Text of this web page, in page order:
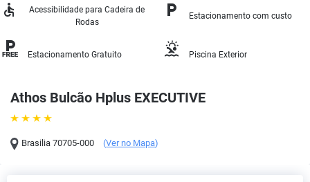
Athos Bulcão Hplus EXECUTIVE
Brasilia 70705-000 (Ver no Mapa)
Acessibilidade para Cadeira de
Rodas
Estacionamento com custo
Estacionamento Gratuito Piscina Exterior